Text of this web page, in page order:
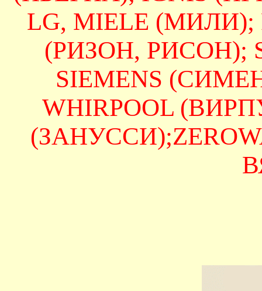
LG, MIELE (МИЛИ);
(РИЗОН, РИСОН);
SIEMENS
WHIRPOOL